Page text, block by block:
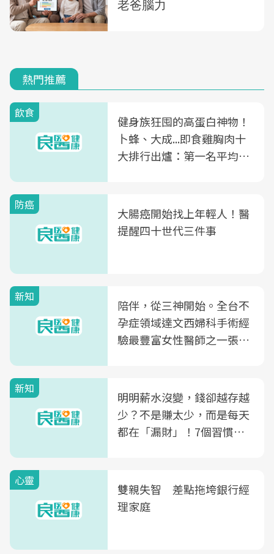
熱門推薦
飲食
健身族狂囤的高蛋白神物！
卜蜂、大成...即食雞胸肉十
大排行出爐：第一名平均一
防癌
大腸癌開始找上年輕人！醫
提醒四十世代三件事
新知
陪伴，從三神開始。全台不
孕症領域達文西婦科手術經
驗最豐富女性醫師之一張永
光田醫院建構360度女性健
康照護生態圈
新知
明明薪水沒變，錢卻越存越
少？不是賺太少，而是每天
都在「漏財」！7個習慣一
心靈
雙親失智 差點拖垮銀行經
理家庭